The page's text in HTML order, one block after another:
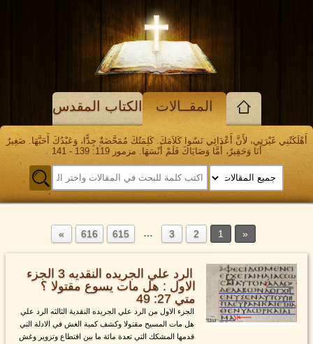
المقــالات الكتاب المقدس
أَهْلَكَتْنِي غَيْرَتِي، لأَنَّ أَعْدَائِي نَسُوا كَلاَمَكَ. كَلِمَتُكَ مُمَحَّصَةٌ جِدًّا، وَعَبْدُكَ أَحَبَّهَا. صَغِيرٌ
أَنَا وَحَقِيرٌ، أَمَّا وَصَايَاكَ فَلَمْ أَنْسَهَا. مزمور 119: 139 - 141
1
2
3
…
615
616
الرد علي الجريده النقديه 3 الجزء
الاول : هل مات يسوع مقتولا ؟
متي 27: 49
الجزء الاول من الرد علي الجريده النقدية الثالثه الرد علي
هل مات المسيح مقتولا وكشف كمية الغش في الادلة التي
قدمها المشكك التي تعدة مائة ما بين اقتطاع وتزوير وغش